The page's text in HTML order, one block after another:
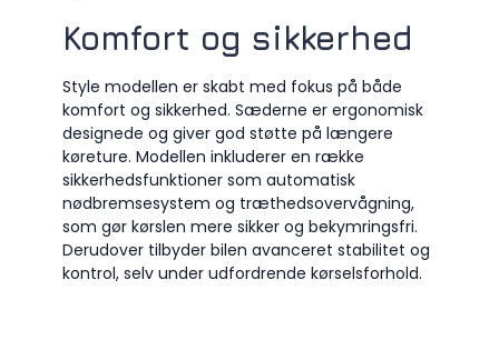
Komfort og sikkerhed
Style modellen er skabt med fokus på både
komfort og sikkerhed. Sæderne er ergonomisk
designede og giver god støtte på længere
køreture. Modellen inkluderer en række
sikkerhedsfunktioner som automatisk
nødbremsesystem og træthedsovervågning,
som gør kørslen mere sikker og bekymringsfri.
Derudover tilbyder bilen avanceret stabilitet og
kontrol, selv under udfordrende kørselsforhold.